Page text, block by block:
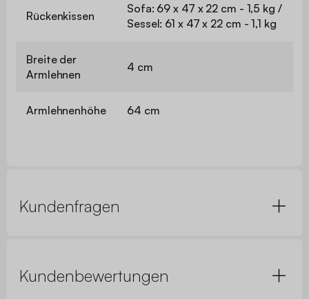
Rückenkissen
Sofa: 69 x 47 x 22 cm - 1,5 kg /
Sessel: 61 x 47 x 22 cm - 1,1 kg
Breite der
Armlehnen
4 cm
Armlehnenhöhe 64 cm
Kundenfragen
Kundenbewertungen